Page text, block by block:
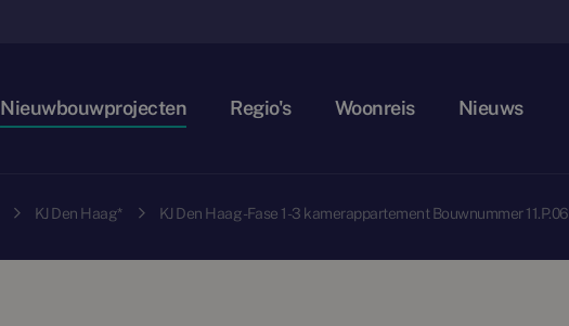
Nieuwbouwprojecten Regio's Woonreis Nieuws
KJ Den Haag* KJ Den Haag - Fase 1 - 3 kamerappartement Bouwnummer 11.P.06